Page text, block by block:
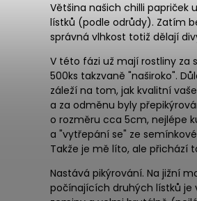
Většina našich chilli papriček
lístků (podle odrůdy). Zatím
správná vlhkost totiž dělají
V této fázi už mají rostliny za
500ks takzvaně "naširoko".
záleží na tom, jak kvalitní
a za odměnu byly
o rozměru cca 5cm, nejlépe
a "vytřepání se" ze
Takže je mě líto, ale přichází
Nastává pikýrování. Na jižní
počínajících druhých lístků